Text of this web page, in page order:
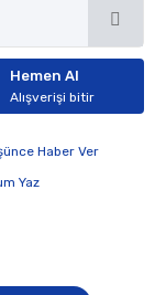
Hemen Al
Alışverişi bitir
Haber Ver
Yaz